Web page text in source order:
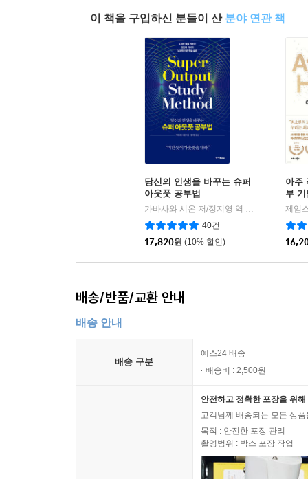
이 책을 구입하신 분들이 산 분야 연관 책
당신의 인생을 바꾸는 슈퍼
아웃풋 공부법
가바사와 시온 저/정지영 역 | 중앙북스
40건
17,820원 (10% 할인)
아주
부
제임
배송/반품/교환 안내
배송 안내
배송 구분
예스24 배송
배송비 : 2,500원
안전하고 정확한 포장을 위
고객님께 배송되는 모든 상
목적 : 안전한 포장 관리
촬영범위 : 박스 포장 작업